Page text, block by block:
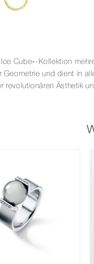
Cube»-Kollektion
und dient in
revolutionären Ästhetik